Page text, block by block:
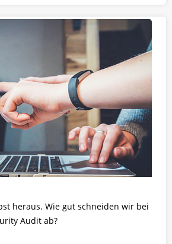
heraus. Wie gut schneiden wir bei
Audit ab?